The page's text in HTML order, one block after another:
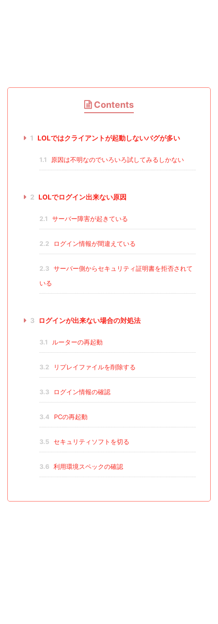
Contents
1 LOLではクライアントが起動しないバグが多い
1.1 原因は不明なのでいろいろ試してみるしかない
2 LOLでログイン出来ない原因
2.1 サーバー障害が起きている
2.2 ログイン情報が間違えている
2.3
サーバー側からセキュリティ証明書を拒否されて
いる
3 ログインが出来ない場合の対処法
3.1 ルーターの再起動
3.2 リプレイファイルを削除する
3.3 ログイン情報の確認
3.4 PCの再起動
3.5 セキュリティソフトを切る
3.6 利用環境スペックの確認